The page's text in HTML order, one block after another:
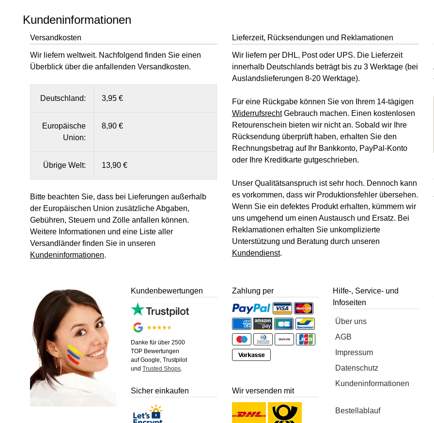
Kundeninformationen
Versandkosten
Wir liefern weltweit. Nachfolgend finden Sie einen
Überblick über die anfallenden Versandkosten.
Deutschland: 3,95 €
Europäische
Union:
8,90 €
Übrige Welt: 13,90 €
Bitte beachten Sie, dass bei Lieferungen außerhalb
der Europäischen Union zusätzliche Abgaben,
Gebühren, Steuern und Zölle anfallen können.
Weitere Informationen und eine Liste aller
Versandländer finden Sie in unseren
Kundeninformationen.
Lieferzeit, Rücksendungen und Reklamationen
Wir liefern per DHL, Post oder UPS. Die Lieferzeit
innerhalb Deutschlands beträgt bis zu 3 Werktage (bei
Auslandslieferungen 8-20 Werktage).
Für eine Rückgabe können Sie von Ihrem 14-tägigen
WiderrufsrechtGebrauch machen. Einen kostenlosen
Retourenschein bieten wir nicht an. Sobald wir Ihre
Rücksendung überprüft haben, erhalten Sie den
Rechnungsbetrag auf Ihr Bankkonto, PayPal-Konto
oder Ihre Kreditkarte gutgeschrieben.
Unser Qualitätsanspruch ist sehr hoch. Dennoch kann
es vorkommen, dass wir Produktionsfehler übersehen.
Wenn Sie ein defektes Produkt erhalten, kümmern wir
uns umgehend um einen Austausch und Ersatz. Bei
Reklamationen erhalten Sie unkomplizierte
Unterstützung und Beratung durch unseren
Kundendienst.
Kundenbewertungen
Danke für über 2500
TOP Bewertungen
auf Google, Trustpilot
undTrusted Shops
Zahlung per
Sicher einkaufen Wir versenden mit
Hilfe-, Service- und
Infoseiten
Über uns
AGB
Impressum
Datenschutz
Kundeninformationen
Bestellablauf